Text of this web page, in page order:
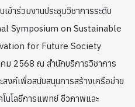
ข้าร่วมงานประชุมวิชาการระดับ
Symposium on Sustainable
for Future Society
ม 2568 ณ สำนักบริการวิชาการ
งค์เพื่อสนับสนุนการสร้างเครือข่าย
นโลยีการแพทย์ ชีวภาพและ